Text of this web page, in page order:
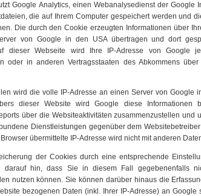
Google Analytics, einen Webanalysedienst der Google
die auf Ihrem Computer gespeichert werden und
Die durch den Cookie erzeugten Informationen über
von Google in den USA übertragen und dort
dieser Webseite wird Ihre IP-Adresse von Google
oder in anderen Vertragsstaaten des Abkommens
wird die volle IP-Adresse an einen Server von Google
dieser Website wird Google diese Informationen
über die Websiteaktivitäten zusammenzustellen und
Dienstleistungen gegenüber dem
übermittelte IP-Adresse wird nicht mit anderen
der Cookies durch eine entsprechende
darauf hin, dass Sie in diesem Fall gegebenenfalls
nutzen können. Sie können darüber hinaus die
bezogenen Daten (inkl. Ihrer IP-Adresse) an